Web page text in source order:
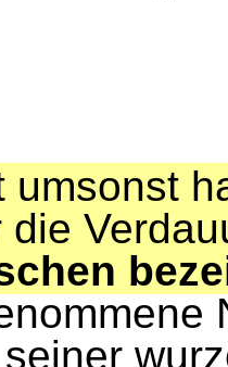
umsonst
die